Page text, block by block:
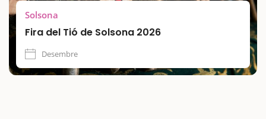
Solsona
Fira del Tió de Solsona 2026
Desembre